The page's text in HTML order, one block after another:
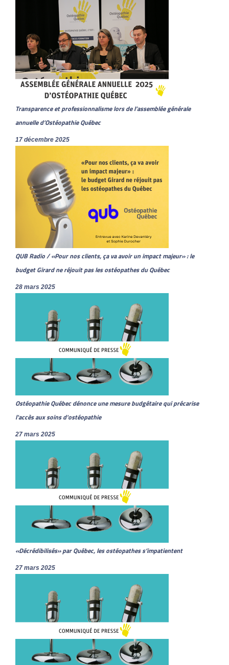
Transparence et professionnalisme lors de l’assemblée générale
annuelle d’Ostéopathie Québec
17 décembre 2025
QUB Radio / «Pour nos clients, ça va avoir un impact majeur» : le
budget Girard ne réjouit pas les ostéopathes du Québec
28 mars 2025
Ostéopathie Québec dénonce une mesure budgétaire qui précarise
l'accès aux soins d'ostéopathie
27 mars 2025
«Décrédibilisés» par Québec, les ostéopathes s’impatientent
27 mars 2025